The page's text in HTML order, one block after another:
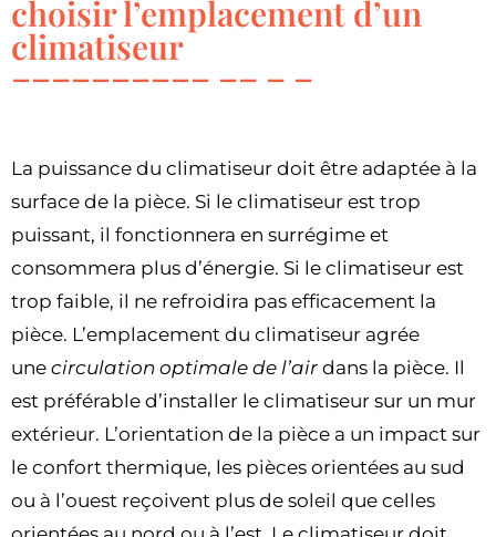
choisir l’emplacement d’un
climatiseur
La puissance du climatiseur doit être adaptée à la
surface de la pièce. Si le climatiseur est trop
puissant, il fonctionnera en surrégime et
consommera plus d’énergie. Si le climatiseur est
trop faible, il ne refroidira pas efficacement la
pièce. L’emplacement du climatiseur agrée
une circulation optimale de l’air dans la pièce. Il
est préférable d’installer le climatiseur sur un mur
extérieur. L’orientation de la pièce a un impact sur
le confort thermique, les pièces orientées au sud
ou à l’ouest reçoivent plus de soleil que celles